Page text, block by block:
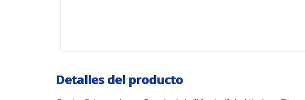
Detalles del producto